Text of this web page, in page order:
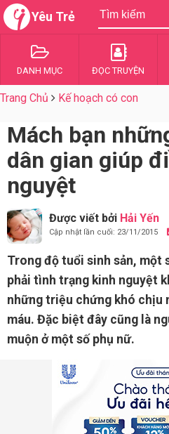
Yêu Trẻ
DANH MỤC ĐỌC TRUYỆN
Trang Chủ Kế hoạch có con
Mách bạn
dân gian giúp
nguyệt
Được viết bởi Hải Yến
Cập nhật lần cuối: 23/11/2015
Trong độ tuổi sinh sản, một
phải tình trạng kinh nguyệt
những triệu chứng khó chịu
máu. Đặc biệt đây cũng là
muộn ở một số phụ nữ.